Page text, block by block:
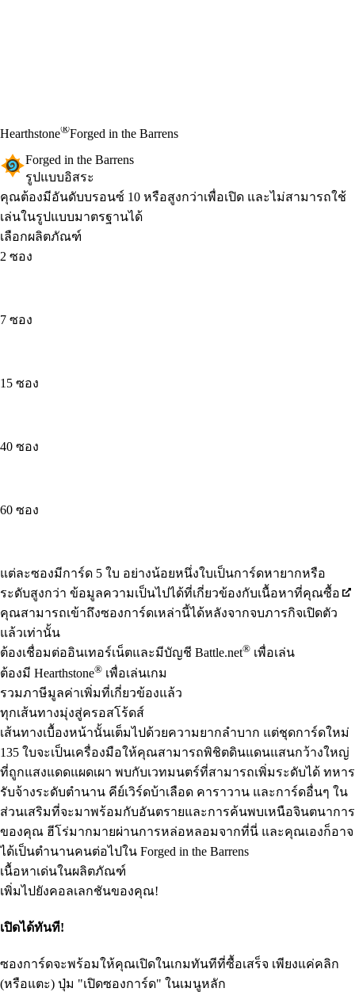
Hearthstone®Forged in the Barrens
Forged in the Barrens
รูปแบบอิสระ
Product Notification
คุณต้องมีอันดับบรอนซ์ 10 หรือสูงกว่าเพื่อเปิด และไม่สามารถใช้
เล่นในรูปแบบมาตรฐานได้
เลือกผลิตภัณฑ์
2 ซอง
7 ซอง
15 ซอง
40 ซอง
60 ซอง
Available actions
แต่ละซองมีการ์ด 5 ใบ อย่างน้อยหนึ่งใบเป็นการ์ดหายากหรือ
ระดับสูงกว่า ข้อมูลความเป็นไปได้ที่เกี่ยวข้องกับเนื้อหาที่คุณซื้อ
คุณสามารถเข้าถึงซองการ์ดเหล่านี้ได้หลังจากจบภารกิจเปิดตัว
แล้วเท่านั้น
ต้องเชื่อมต่ออินเทอร์เน็ตและมีบัญชี Battle.net® เพื่อเล่น
ต้องมี Hearthstone® เพื่อเล่นเกม
รวมภาษีมูลค่าเพิ่มที่เกี่ยวข้องแล้ว
ทุกเส้นทางมุ่งสู่ครอสโร้ดส์
เส้นทางเบื้องหน้านั้นเต็มไปด้วยความยากลำบาก แต่ชุดการ์ดใหม่
135 ใบจะเป็นเครื่องมือให้คุณสามารถพิชิตดินแดนแสนกว้างใหญ่
ที่ถูกแสงแดดแผดเผา พบกับเวทมนตร์ที่สามารถเพิ่มระดับได้ ทหาร
รับจ้างระดับตำนาน คีย์เวิร์ดบ้าเลือด คาราวาน และการ์ดอื่นๆ ใน
ส่วนเสริมที่จะมาพร้อมกับอันตรายและการค้นพบเหนือจินตนาการ
ของคุณ ฮีโร่มากมายผ่านการหล่อหลอมจากที่นี่ และคุณเองก็อาจ
ได้เป็นตำนานคนต่อไปใน Forged in the Barrens
เนื้อหาเด่นในผลิตภัณฑ์
เพิ่มไปยังคอลเลกชันของคุณ!
เปิดได้ทันที!
ซองการ์ดจะพร้อมให้คุณเปิดในเกมทันทีที่ซื้อเสร็จ เพียงแค่คลิก
(หรือแตะ) ปุ่ม "เปิดซองการ์ด" ในเมนูหลัก